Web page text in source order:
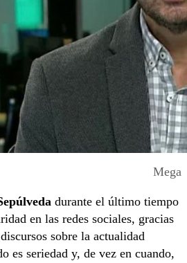
Mega
durante el último tiempo
en las redes sociales, gracias
sobre la actualidad
es seriedad y, de vez en cuando,